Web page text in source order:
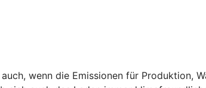
wenn die Emissionen für Produktion,